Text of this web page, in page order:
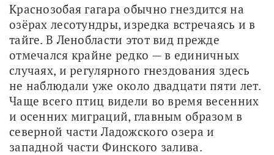
Краснозобая гагара обычно гнездится на
озёрах лесотундры, изредка встречаясь и в
тайге. В Ленобласти этот вид прежде
отмечался крайне редко — в единичных
случаях, и регулярного гнездования здесь
не наблюдали уже около двадцати пяти лет.
Чаще всего птиц видели во время весенних
и осенних миграций, главным образом в
северной части Ладожского озера и
западной части Финского залива.